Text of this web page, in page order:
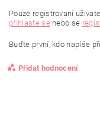
Pouze registrovaní
přihlaste senebo se
Buďte první, kdo napíše
Přidat hodnocení